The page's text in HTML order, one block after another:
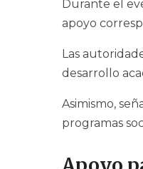
Durante el
apoyo
Las
desarrollo
Asimismo,
programas